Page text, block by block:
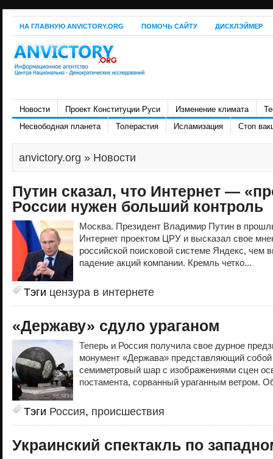
НА ГЛАВНУЮ ANVICTORY.ORG ПОМОЧЬ САЙТУ ДИСКЛЭЙМЕР
Новости Проект Конституции Руси Изменение климата
Несвободная планета
Толерастия Исламизация Стоп
anvictory.org » Новости
Путин сказал, что Интернет —
России нужен больший контроль
Москва. Президент Владимир Путин в
Интернет проектом ЦРУ и высказал свое
российской поисковой системе Яндекс, чем
падение акций компании. Кремль четко...
Тэги цензура в интернете
«Державу» сдуло ураганом
Теперь и Россия получила свое дурное
монумент «Держава» представляющий
семиметровый шар с изображениями сцен
постамента, сорванный ураганным ветром.
Тэги Россия, происшествия
Украинский спектакль по